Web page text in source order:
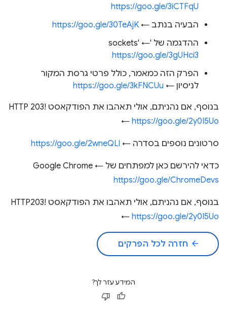
https://goo.gle/3iCTFqU
הבעיה בנתב ← https://goo.gle/30TeAjK
ההדגמה של 'sockets' ←
https://goo.gle/3gUHci3
הפרק הזה כמאמר, כולל פרטי גרסת המקור
לניסיון ← https://goo.gle/3kFNCUu
בנוסף, אם נהניתם, אולי תאהבו את הפודקאסט HTTP 203!
← https://goo.gle/2y0I5Uo
סרטונים נוספים בסדרה ← https://goo.gle/2wneQLl
כדאי להירשם כאן למפתחים של Google Chrome ←
https://goo.gle/ChromeDevs
בנוסף, אם נהניתם, אולי תאהבו את הפודקאסט HTTP203!
← https://goo.gle/2y0I5Uo
arrow_back חזרה לכל הפרקים
המידע עזר לך?